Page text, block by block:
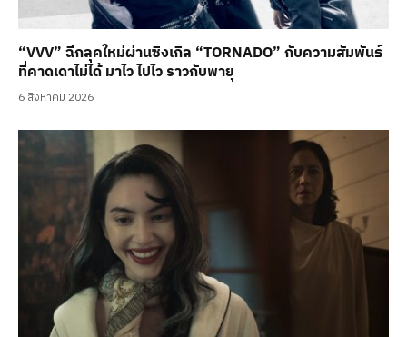
“VVV” ฉีกลุคใหม่ผ่านซิงเกิล “TORNADO” กับความสัมพันธ์
ที่คาดเดาไม่ได้ มาไว ไปไว ราวกับพายุ
6 สิงหาคม 2026